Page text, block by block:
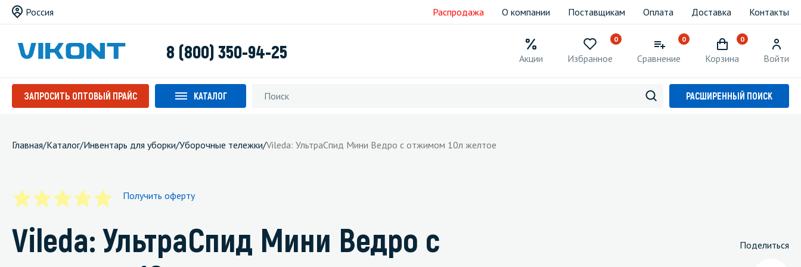
Россия Распродажа О компании Поставщикам Оплата Доставка Контакты
8 (800) 350-94-25 Акции
0
Избранное
0
Сравнение
0
Корзина Войти
ЗАПРОСИТЬ ОПТОВЫЙ ПРАЙС КАТАЛОГ РАСШИРЕННЫЙ ПОИСК
Главная/Каталог/Инвентарь для уборки/Уборочные тележки/Vileda: УльтраСпид Мини Ведро с отжимом 10л желтое
Получить оферту
Поделиться
Vileda: УльтраСпид Мини Ведро с